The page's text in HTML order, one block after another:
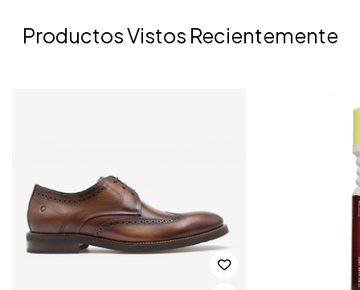
Productos Vistos Recientemente